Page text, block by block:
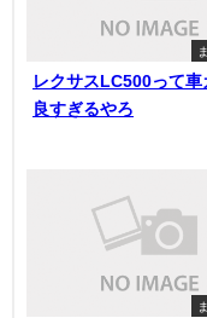
レクサスLC500って車
良すぎるやろ